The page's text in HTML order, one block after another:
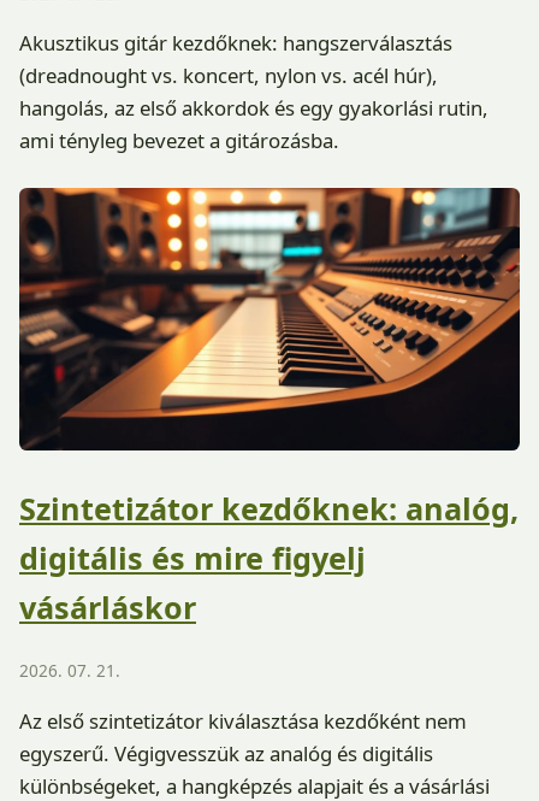
Akusztikus gitár kezdőknek: hangszerválasztás
(dreadnought vs. koncert, nylon vs. acél húr),
hangolás, az első akkordok és egy gyakorlási rutin,
ami tényleg bevezet a gitározásba.
Szintetizátor kezdőknek: analóg,
digitális és mire figyelj
vásárláskor
2026. 07. 21.
Az első szintetizátor kiválasztása kezdőként nem
egyszerű. Végigvesszük az analóg és digitális
különbségeket, a hangképzés alapjait és a vásárlási